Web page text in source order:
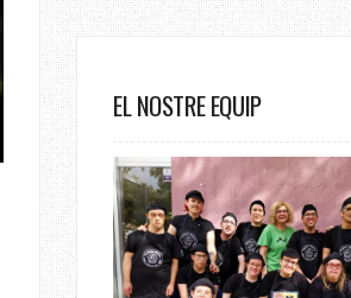
EL NOSTRE EQUIP